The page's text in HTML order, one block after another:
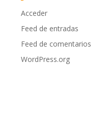
Acceder
Feed de entradas
Feed de comentarios
WordPress.org